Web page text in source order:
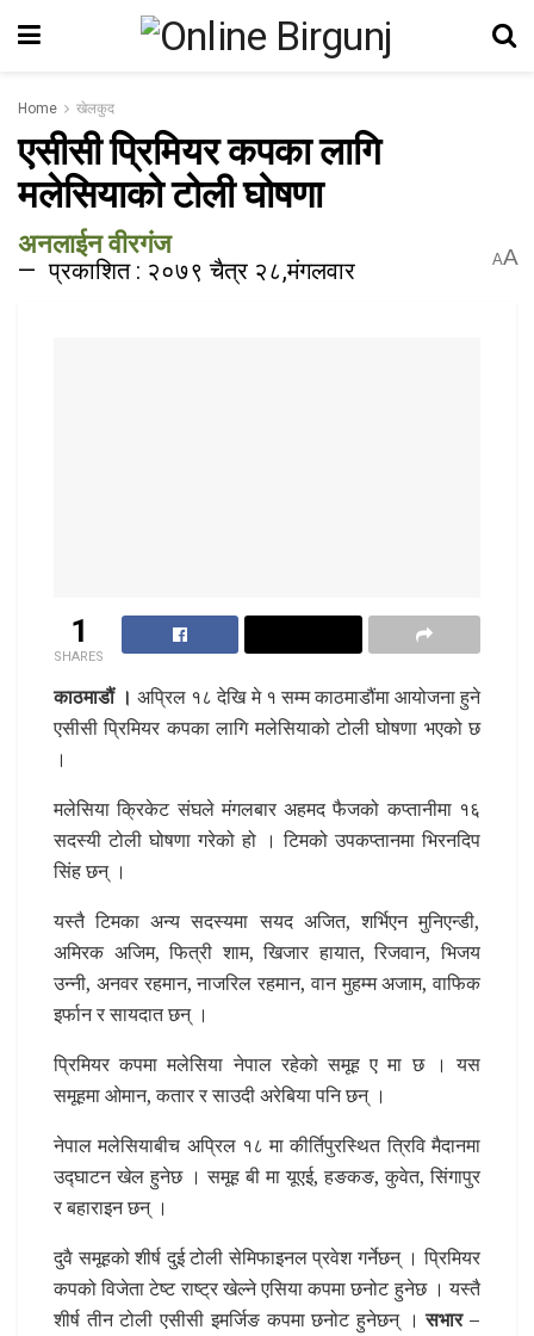
Home खेलकुद
एसीसी प्रिमियर कपका लागि
मलेसियाको टोली घोषणा
अनलाईन वीरगंज
प्रकाशित : २०७९ चैत्र २८,मंगलवार AA
1
SHARES
काठमाडौं । अप्रिल १८ देखि मे १ सम्म काठमाडौंमा आयोजना हुने
एसीसी प्रिमियर कपका लागि मलेसियाको टोली घोषणा भएको छ
।
मलेसिया क्रिकेट संघले मंगलबार अहमद फैजको कप्तानीमा १६
सदस्यी टोली घोषणा गरेको हो । टिमको उपकप्तानमा भिरनदिप
सिंह छन् ।
यस्तै टिमका अन्य सदस्यमा सयद अजित, शर्भिएन मुनिएन्डी,
अमिरक अजिम, फित्री शाम, खिजार हायात, रिजवान, भिजय
उन्नी, अनवर रहमान, नाजरिल रहमान, वान मुहम्म अजाम, वाफिक
इर्फान र सायदात छन् ।
प्रिमियर कपमा मलेसिया नेपाल रहेको समूह ए मा छ । यस
समूहमा ओमान, कतार र साउदी अरेबिया पनि छन् ।
नेपाल मलेसियाबीच अप्रिल १८ मा कीर्तिपुरस्थित त्रिवि मैदानमा
उद्घाटन खेल हुनेछ । समूह बी मा यूएई, हङकङ, कुवेत, सिंगापुर
र बहाराइन छन् ।
दुवै समूहको शीर्ष दुई टोली सेमिफाइनल प्रवेश गर्नेछन् । प्रिमियर
कपको विजेता टेष्ट राष्ट्र खेल्ने एसिया कपमा छनोट हुनेछ । यस्तै
शीर्ष तीन टोली एसीसी इमर्जिङ कपमा छनोट हुनेछन् ।सभार –